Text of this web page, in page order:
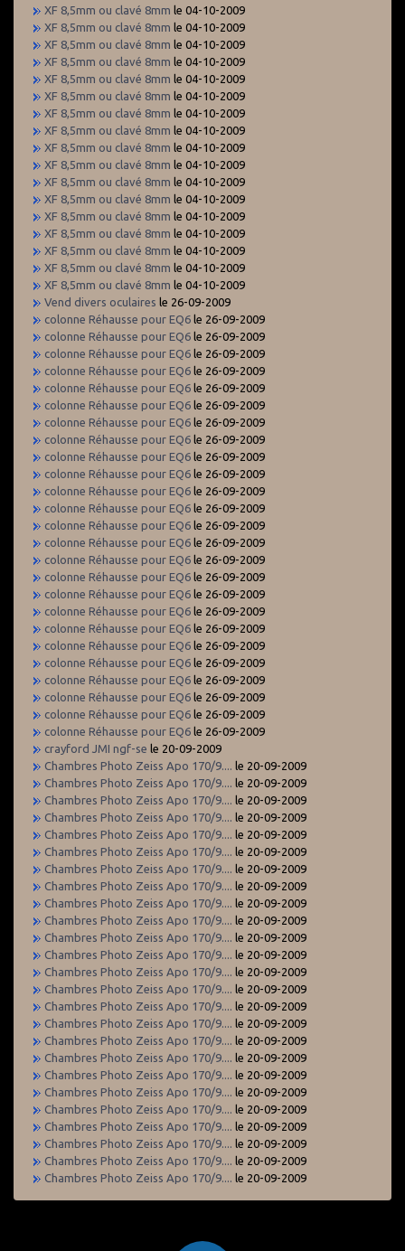
XF 8,5mm ou clavé 8mm le 04-10-2009
XF 8,5mm ou clavé 8mm le 04-10-2009
XF 8,5mm ou clavé 8mm le 04-10-2009
XF 8,5mm ou clavé 8mm le 04-10-2009
XF 8,5mm ou clavé 8mm le 04-10-2009
XF 8,5mm ou clavé 8mm le 04-10-2009
XF 8,5mm ou clavé 8mm le 04-10-2009
XF 8,5mm ou clavé 8mm le 04-10-2009
XF 8,5mm ou clavé 8mm le 04-10-2009
XF 8,5mm ou clavé 8mm le 04-10-2009
XF 8,5mm ou clavé 8mm le 04-10-2009
XF 8,5mm ou clavé 8mm le 04-10-2009
XF 8,5mm ou clavé 8mm le 04-10-2009
XF 8,5mm ou clavé 8mm le 04-10-2009
XF 8,5mm ou clavé 8mm le 04-10-2009
XF 8,5mm ou clavé 8mm le 04-10-2009
XF 8,5mm ou clavé 8mm le 04-10-2009
Vend divers oculaires le 26-09-2009
colonne Réhausse pour EQ6 le 26-09-2009
colonne Réhausse pour EQ6 le 26-09-2009
colonne Réhausse pour EQ6 le 26-09-2009
colonne Réhausse pour EQ6 le 26-09-2009
colonne Réhausse pour EQ6 le 26-09-2009
colonne Réhausse pour EQ6 le 26-09-2009
colonne Réhausse pour EQ6 le 26-09-2009
colonne Réhausse pour EQ6 le 26-09-2009
colonne Réhausse pour EQ6 le 26-09-2009
colonne Réhausse pour EQ6 le 26-09-2009
colonne Réhausse pour EQ6 le 26-09-2009
colonne Réhausse pour EQ6 le 26-09-2009
colonne Réhausse pour EQ6 le 26-09-2009
colonne Réhausse pour EQ6 le 26-09-2009
colonne Réhausse pour EQ6 le 26-09-2009
colonne Réhausse pour EQ6 le 26-09-2009
colonne Réhausse pour EQ6 le 26-09-2009
colonne Réhausse pour EQ6 le 26-09-2009
colonne Réhausse pour EQ6 le 26-09-2009
colonne Réhausse pour EQ6 le 26-09-2009
colonne Réhausse pour EQ6 le 26-09-2009
colonne Réhausse pour EQ6 le 26-09-2009
colonne Réhausse pour EQ6 le 26-09-2009
colonne Réhausse pour EQ6 le 26-09-2009
colonne Réhausse pour EQ6 le 26-09-2009
crayford JMI ngf-se le 20-09-2009
Chambres Photo Zeiss Apo 170/9....
le 20-09-2009
Chambres Photo Zeiss Apo 170/9....
le 20-09-2009
Chambres Photo Zeiss Apo 170/9....
le 20-09-2009
Chambres Photo Zeiss Apo 170/9....
le 20-09-2009
Chambres Photo Zeiss Apo 170/9....
le 20-09-2009
Chambres Photo Zeiss Apo 170/9....
le 20-09-2009
Chambres Photo Zeiss Apo 170/9....
le 20-09-2009
Chambres Photo Zeiss Apo 170/9....
le 20-09-2009
Chambres Photo Zeiss Apo 170/9....
le 20-09-2009
Chambres Photo Zeiss Apo 170/9....
le 20-09-2009
Chambres Photo Zeiss Apo 170/9....
le 20-09-2009
Chambres Photo Zeiss Apo 170/9....
le 20-09-2009
Chambres Photo Zeiss Apo 170/9....
le 20-09-2009
Chambres Photo Zeiss Apo 170/9....
le 20-09-2009
Chambres Photo Zeiss Apo 170/9....
le 20-09-2009
Chambres Photo Zeiss Apo 170/9....
le 20-09-2009
Chambres Photo Zeiss Apo 170/9....
le 20-09-2009
Chambres Photo Zeiss Apo 170/9....
le 20-09-2009
Chambres Photo Zeiss Apo 170/9....
le 20-09-2009
Chambres Photo Zeiss Apo 170/9....
le 20-09-2009
Chambres Photo Zeiss Apo 170/9....
le 20-09-2009
Chambres Photo Zeiss Apo 170/9....
le 20-09-2009
Chambres Photo Zeiss Apo 170/9....
le 20-09-2009
Chambres Photo Zeiss Apo 170/9....
le 20-09-2009
Chambres Photo Zeiss Apo 170/9....
le 20-09-2009